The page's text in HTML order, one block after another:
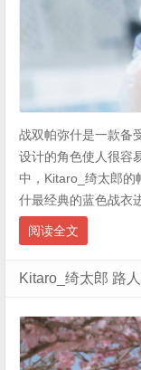
战双帕弥什是一款备
设计的角色使人很容
中，Kitaro_绮太郎的
什最经典的蓝色战衣
阅读全文
Kitaro_绮太郎 路